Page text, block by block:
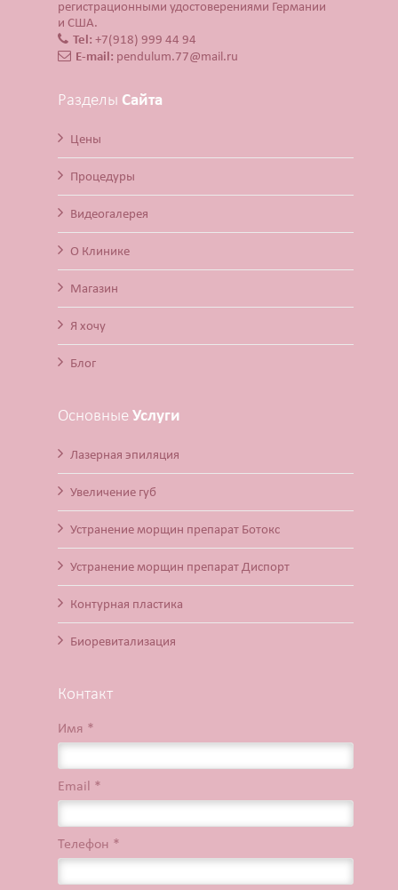
регистрационными удостоверениями Германии
и США.
Tel: +7(918) 999 44 94
E-mail: pendulum.77@mail.ru
Разделы Сайта
Цены
Процедуры
Видеогалерея
О Клинике
Магазин
Я хочу
Блог
Основные Услуги
Лазерная эпиляция
Увеличение губ
Устранение морщин препарат Ботокс
Устранение морщин препарат Диспорт
Контурная пластика
Биоревитализация
Контакт
Имя *
Email *
Телефон *